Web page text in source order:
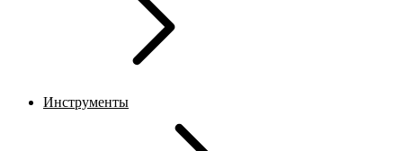
Инструменты